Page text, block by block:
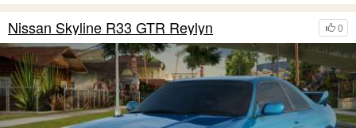
0
Nissan Skyline R33 GTR Reylyn